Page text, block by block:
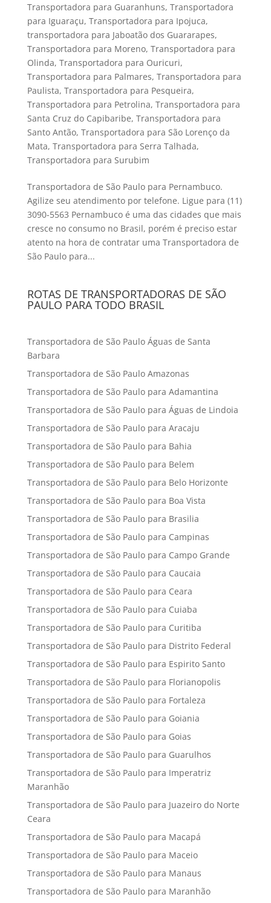
Transportadora para Guaranhuns, Transportadora
para Iguaraçu, Transportadora para Ipojuca,
transportadora para Jaboatão dos Guararapes,
Transportadora para Moreno, Transportadora para
Olinda, Transportadora para Ouricuri,
Transportadora para Palmares, Transportadora para
Paulista, Transportadora para Pesqueira,
Transportadora para Petrolina, Transportadora para
Santa Cruz do Capibaribe, Transportadora para
Santo Antão, Transportadora para São Lorenço da
Mata, Transportadora para Serra Talhada,
Transportadora para Surubim
Transportadora de São Paulo para Pernambuco.
Agilize seu atendimento por telefone. Ligue para (11)
3090-5563 Pernambuco é uma das cidades que mais
cresce no consumo no Brasil, porém é preciso estar
atento na hora de contratar uma Transportadora de
São Paulo para...
ROTAS DE TRANSPORTADORAS DE SÃO
PAULO PARA TODO BRASIL
Transportadora de São Paulo Águas de Santa
Barbara
Transportadora de São Paulo Amazonas
Transportadora de São Paulo para Adamantina
Transportadora de São Paulo para Águas de Lindoia
Transportadora de São Paulo para Aracaju
Transportadora de São Paulo para Bahia
Transportadora de São Paulo para Belem
Transportadora de São Paulo para Belo Horizonte
Transportadora de São Paulo para Boa Vista
Transportadora de São Paulo para Brasilia
Transportadora de São Paulo para Campinas
Transportadora de São Paulo para Campo Grande
Transportadora de São Paulo para Caucaia
Transportadora de São Paulo para Ceara
Transportadora de São Paulo para Cuiaba
Transportadora de São Paulo para Curitiba
Transportadora de São Paulo para Distrito Federal
Transportadora de São Paulo para Espirito Santo
Transportadora de São Paulo para Florianopolis
Transportadora de São Paulo para Fortaleza
Transportadora de São Paulo para Goiania
Transportadora de São Paulo para Goias
Transportadora de São Paulo para Guarulhos
Transportadora de São Paulo para Imperatriz
Maranhão
Transportadora de São Paulo para Juazeiro do Norte
Ceara
Transportadora de São Paulo para Macapá
Transportadora de São Paulo para Maceio
Transportadora de São Paulo para Manaus
Transportadora de São Paulo para Maranhão